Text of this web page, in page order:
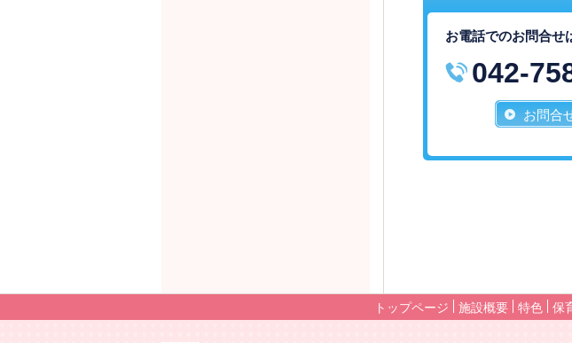
お電話でのお問合せ
042-
お問合
トップページ 施設概要 特色 保